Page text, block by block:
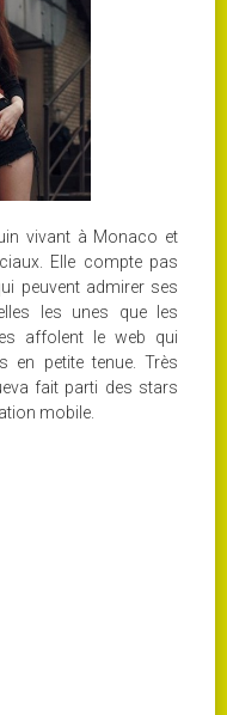
vivant à Monaco et
Elle compte pas
peuvent admirer ses
les unes que les
affolent le web qui
en petite tenue. Très
fait parti des stars
mobile.